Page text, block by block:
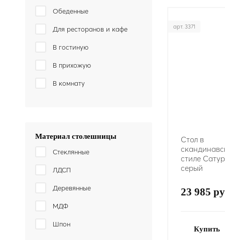
Обеденные
Для ресторанов и кафе
В гостиную
В прихожую
В комнату
Материал столешницы
Стеклянные
ЛДСП
Деревянные
МДФ
Шпон
арт. 3371
Стол в
стиле
серый
23 985
Купить